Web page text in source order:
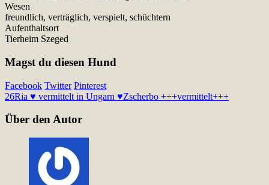
Wesen
freundlich, verträglich, verspielt, schüchtern
Aufenthaltsort
Tierheim Szeged
Magst du diesen Hund
Facebook Twitter Pinterest
26Ria ♥ vermittelt in Ungarn ♥Zscherbo +++vermittelt+++
Über den Autor